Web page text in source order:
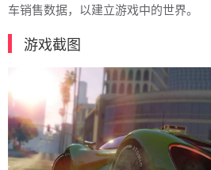
车销售数据，以建立游戏中的世界。
游戏截图